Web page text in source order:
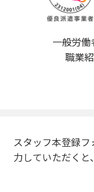
一般労
職業
スタッフ本登録
力していただくと